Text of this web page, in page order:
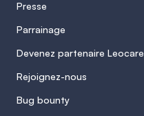
Presse
Parrainage
Devenez partenaire Leocare
Rejoignez-nous
Bug bounty